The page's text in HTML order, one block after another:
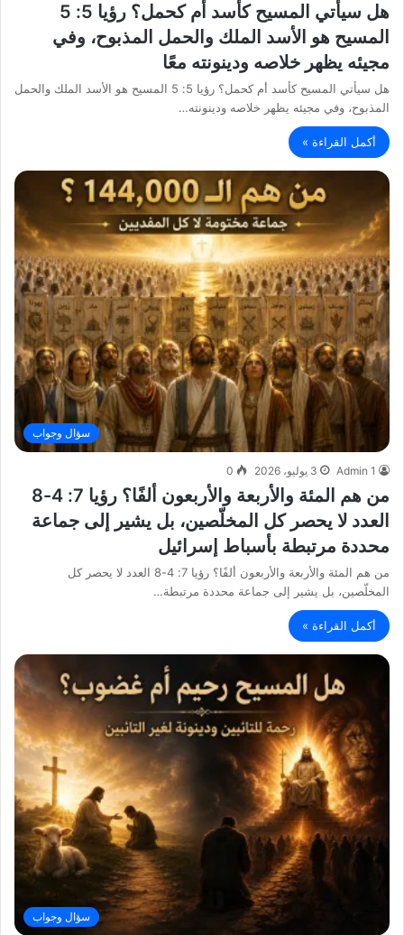
هل سيأتي المسيح كأسد أم كحمل؟ رؤيا 5: 5
المسيح هو الأسد الملك والحمل المذبوح، وفي
مجيئه يظهر خلاصه ودينونته معًا
هل سيأتي المسيح كأسد أم كحمل؟ رؤيا 5: 5 المسيح هو الأسد الملك والحمل
المذبوح، وفي مجيئه يظهر خلاصه ودينونته…
أكمل القراءة »
سؤال وجواب
Admin 1 3 يوليو، 2026 0
من هم المئة والأربعة والأربعون ألفًا؟ رؤيا 7: 4-8
العدد لا يحصر كل المخلّصين، بل يشير إلى جماعة
محددة مرتبطة بأسباط إسرائيل
من هم المئة والأربعة والأربعون ألفًا؟ رؤيا 7: 4-8 العدد لا يحصر كل
المخلّصين، بل يشير إلى جماعة محددة مرتبطة…
أكمل القراءة »
سؤال وجواب